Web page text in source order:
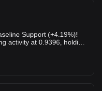
activity at 0.9396, holding
territory (J ~8.27),